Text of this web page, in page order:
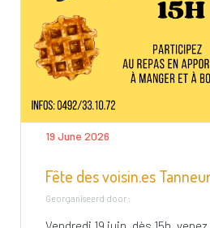
19 June 2026
Fête des voisin.es
Georganiseerd door :